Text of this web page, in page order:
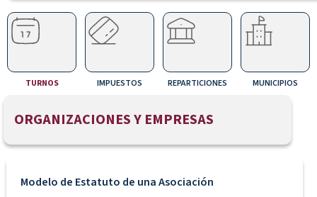
TURNOS IMPUESTOS REPARTICIONES MUNICIPIOS
ORGANIZACIONES Y EMPRESAS
Modelo de Estatuto de una Asociación